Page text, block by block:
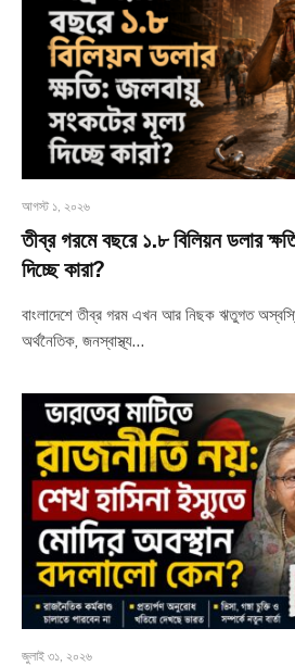
আগস্ট ১, ২০২৬
তীব্র গরমে বছরে ১.৮ বিলিয়ন ডলার
দিচ্ছে কারা?
বাংলাদেশে তীব্র গরম এখন আর নিছক ঋতুগত
অর্থনৈতিক, জনস্বাস্থ্য…
জুলাই ৩১, ২০২৬